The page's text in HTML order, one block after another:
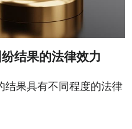
结果的法律效力
结果具有不同程度的法律